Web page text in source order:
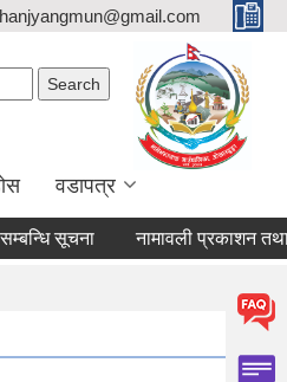
वडापत्र
सूचना नामावली प्रकाशन तथा